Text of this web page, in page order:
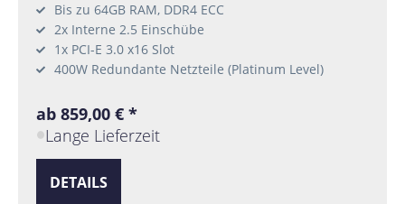
Bis zu 64GB RAM, DDR4 ECC
2x Interne 2.5 Einschübe
1x PCI-E 3.0 x16 Slot
400W Redundante Netzteile (Platinum Level)
ab 859,00 € *
Lange Lieferzeit
DETAILS